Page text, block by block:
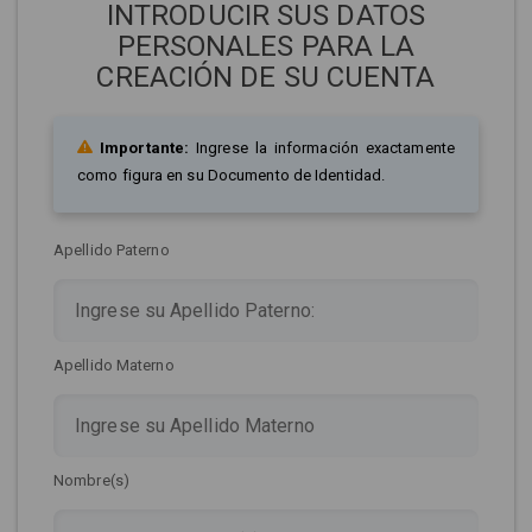
INTRODUCIR SUS DATOS
PERSONALES PARA LA
CREACIÓN DE SU CUENTA
Importante: Ingrese la información exactamente
como figura en su Documento de Identidad.
Apellido Paterno
Apellido Materno
Nombre(s)